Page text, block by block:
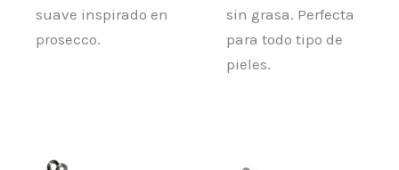
suave inspirado en
prosecco.
sin grasa. Perfecta
para todo tipo de
pieles.